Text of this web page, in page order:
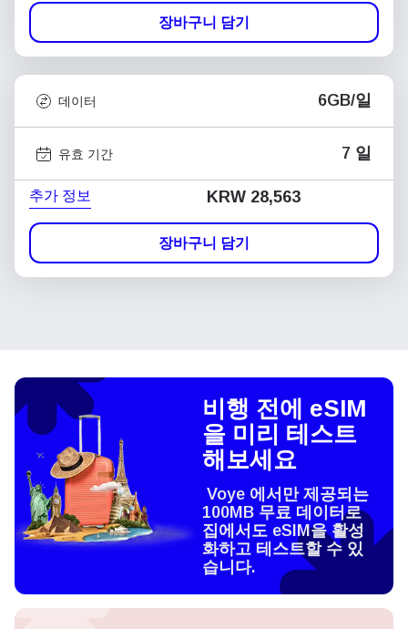
장바구니 담기
데이터 6GB/일
유효 기간 7 일
추가 정보 KRW 28,563
장바구니 담기
비행 전에 eSIM
을 미리 테스트
해보세요
Voye 에서만 제공되는
100MB 무료 데이터로
집에서도 eSIM을 활성
화하고 테스트할 수 있
습니다.